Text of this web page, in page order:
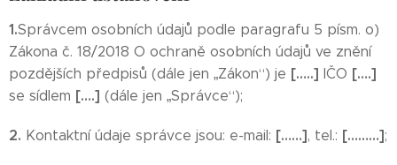
1.Správcem osobních údajů podle paragrafu 5 písm. o)
Zákona č. 18/2018 O ochraně osobních údajů ve znění
pozdějších předpisů (dále jen „Zákon“) je […..] IČO [….]
se sídlem [….] (dále jen „Správce“);
2. Kontaktní údaje správce jsou: e-mail: [……], tel.: [………];